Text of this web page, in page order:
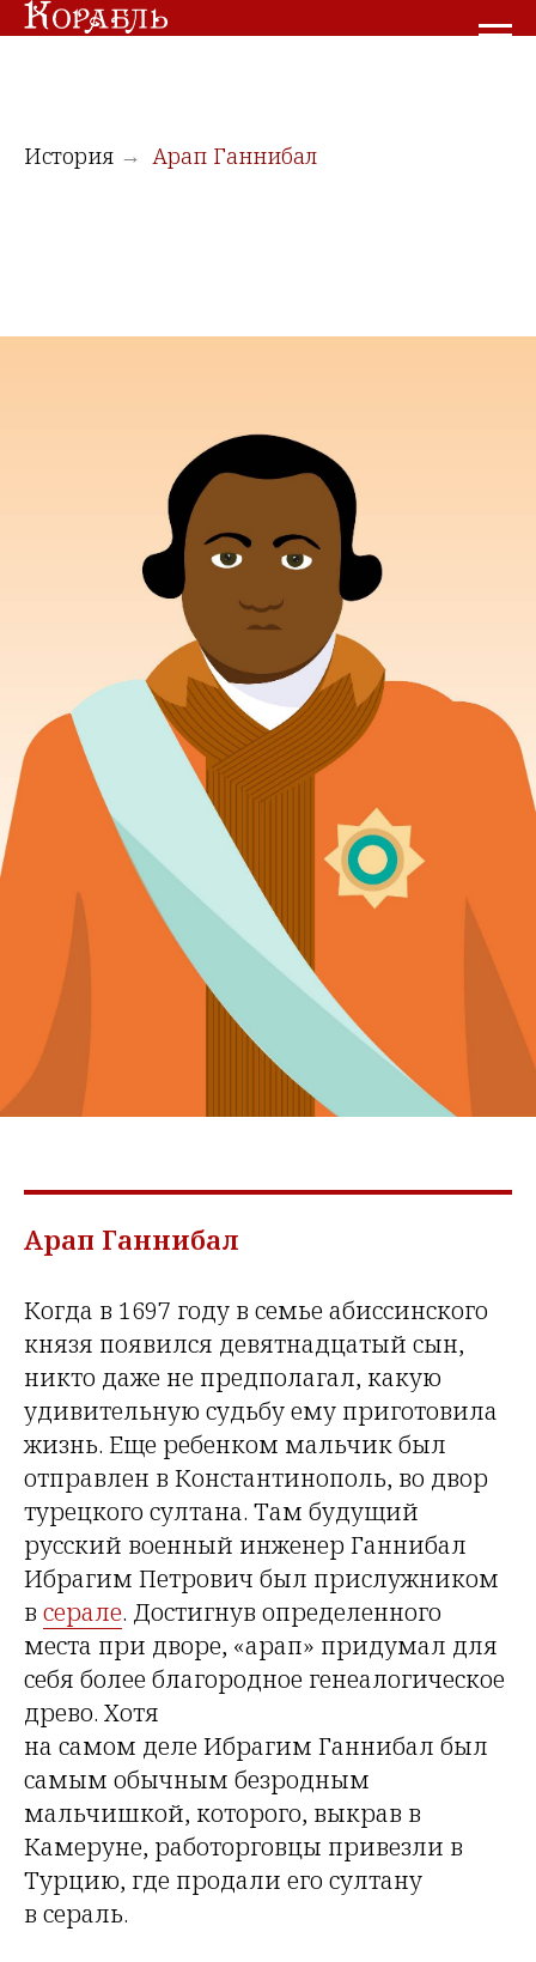
История → Арап Ганнибал
Арап Ганнибал
Когда в 1697 году в семье абиссинского
князя появился девятнадцатый сын,
никто даже не предполагал, какую
удивительную судьбу ему приготовила
жизнь. Еще ребенком мальчик был
отправлен в Константинополь, во двор
турецкого султана. Там будущий
русский военный инженер Ганнибал
Ибрагим Петрович был прислужником
в серале. Достигнув определенного
места при дворе, «арап» придумал для
себя более благородное генеалогическое
древо. Хотя
на самом деле Ибрагим Ганнибал был
самым обычным безродным
мальчишкой, которого, выкрав в
Камеруне, работорговцы привезли в
Турцию, где продали его султану
в сераль.